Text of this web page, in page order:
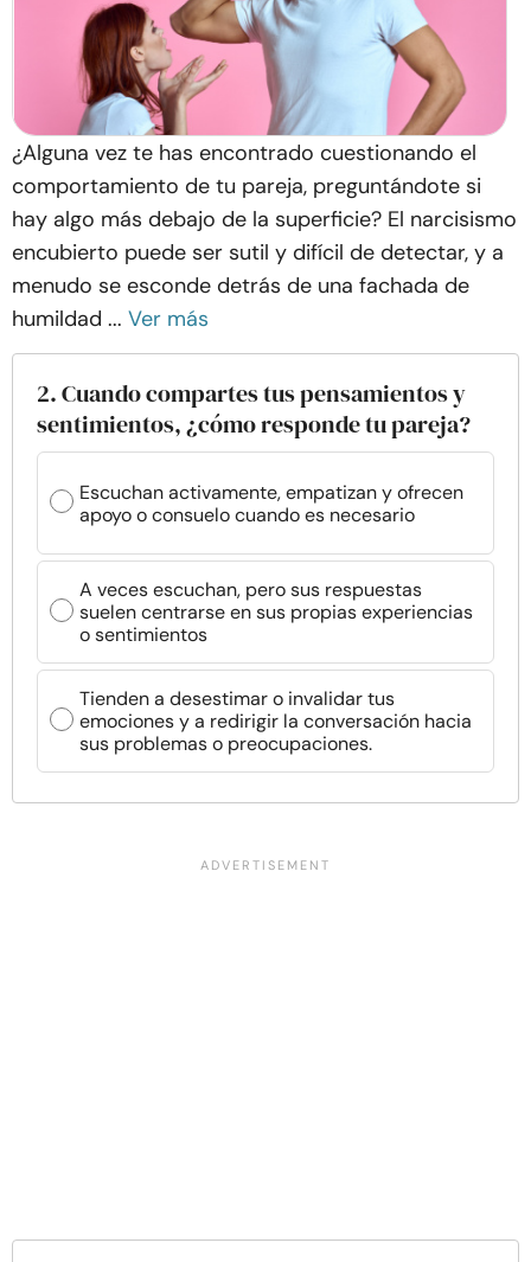
¿Alguna vez te has encontrado cuestionando el
comportamiento de tu pareja, preguntándote si
hay algo más debajo de la superficie? El narcisismo
encubierto puede ser sutil y difícil de detectar, y a
menudo se esconde detrás de una fachada de
humildad ... Ver más
2. Cuando compartes tus pensamientos y
sentimientos, ¿cómo responde tu pareja?
Escuchan activamente, empatizan y ofrecen
apoyo o consuelo cuando es necesario
A veces escuchan, pero sus respuestas
suelen centrarse en sus propias experiencias
o sentimientos
Tienden a desestimar o invalidar tus
emociones y a redirigir la conversación hacia
sus problemas o preocupaciones.